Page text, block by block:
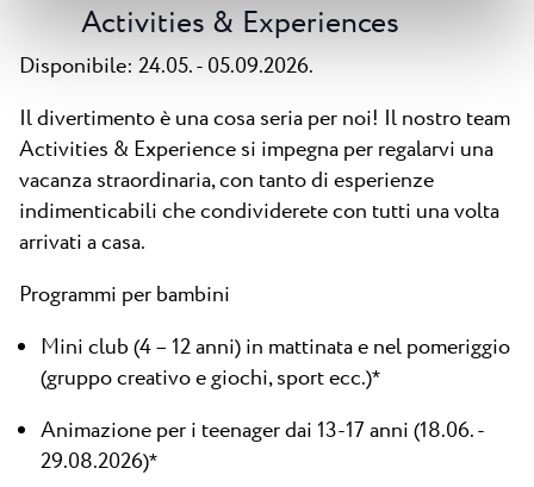
Activities & Experiences
Disponibile: 24.05. - 05.09.2026.
Il divertimento è una cosa seria per noi! Il nostro team
Activities & Experience si impegna per regalarvi una
vacanza straordinaria, con tanto di esperienze
indimenticabili che condividerete con tutti una volta
arrivati a casa.
Programmi per bambini
Mini club (4 – 12 anni) in mattinata e nel pomeriggio
(gruppo creativo e giochi, sport ecc.)*
Animazione per i teenager dai 13-17 anni (18.06. -
29.08.2026)*